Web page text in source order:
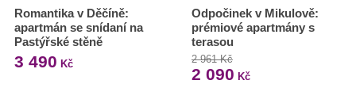
Romantika v Děčíně:
apartmán se snídaní na
Pastýřské stěně
3 490 Kč
Odpočinek v Mikulově:
prémiové apartmány s
terasou
2 961 Kč
2 090 Kč